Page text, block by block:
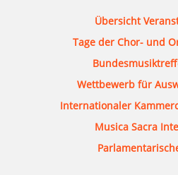
Übersicht
Tage der Chor- und
Wettbewerb für
Internationaler
Musica Sacra